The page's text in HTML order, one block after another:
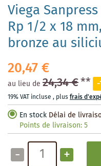
Viega
Rp 1/2 x 18
bronze au
20,47 €
au lieu de 24,34 €**
19% VAT incluse , plusfrais
En stock Délai de
Points de livraison:5
- +